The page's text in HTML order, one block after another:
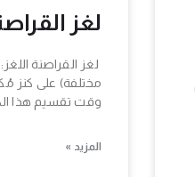
لغز
لغز القراصنة
وقت تقسيم هذا
المزيد »